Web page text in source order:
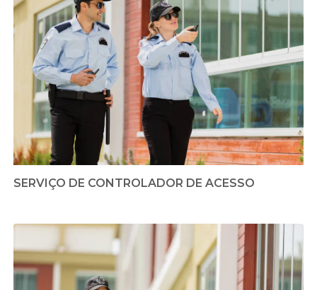
SERVIÇO DE CONTROLADOR DE ACESSO